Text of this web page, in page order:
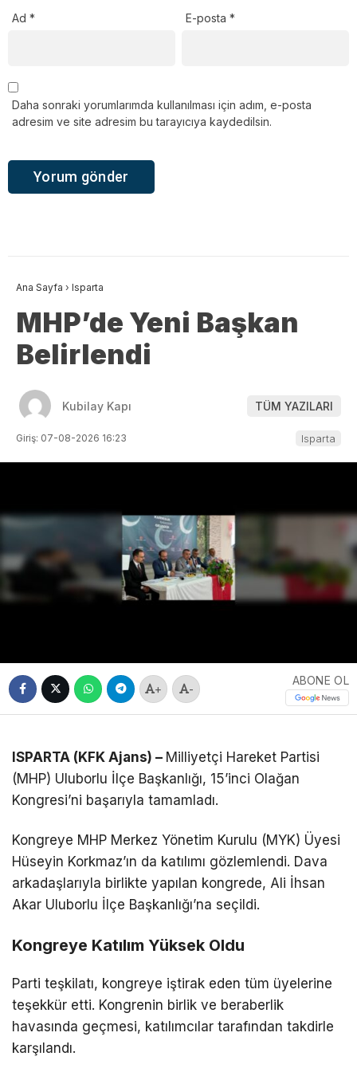
Ad * E-posta*
Daha sonraki yorumlarımda kullanılması için adım, e-posta
adresim ve site adresim bu tarayıcıya kaydedilsin.
Ana Sayfa › Isparta
MHP’de Yeni Başkan
Belirlendi
Kubilay Kapı TÜM YAZILARI
Giriş: 07-08-2026 16:23 Isparta
+ -
ABONE OL
ISPARTA (KFK Ajans) – Milliyetçi Hareket Partisi
(MHP) Uluborlu İlçe Başkanlığı, 15’inci Olağan
Kongresi’ni başarıyla tamamladı.
Kongreye MHP Merkez Yönetim Kurulu (MYK) Üyesi
Hüseyin Korkmaz’ın da katılımı gözlemlendi. Dava
arkadaşlarıyla birlikte yapılan kongrede, Ali İhsan
Akar Uluborlu İlçe Başkanlığı’na seçildi.
Kongreye Katılım Yüksek Oldu
Parti teşkilatı, kongreye iştirak eden tüm üyelerine
teşekkür etti. Kongrenin birlik ve beraberlik
havasında geçmesi, katılımcılar tarafından takdirle
karşılandı.